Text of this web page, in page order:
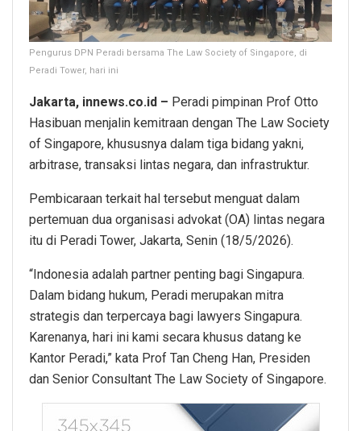
Pengurus DPN Peradi bersama The Law Society of Singapore, di
Peradi Tower, hari ini
Jakarta, innews.co.id – Peradi pimpinan Prof Otto
Hasibuan menjalin kemitraan dengan The Law Society
of Singapore, khususnya dalam tiga bidang yakni,
arbitrase, transaksi lintas negara, dan infrastruktur.
Pembicaraan terkait hal tersebut menguat dalam
pertemuan dua organisasi advokat (OA) lintas negara
itu di Peradi Tower, Jakarta, Senin (18/5/2026).
“Indonesia adalah partner penting bagi Singapura.
Dalam bidang hukum, Peradi merupakan mitra
strategis dan terpercaya bagi lawyers Singapura.
Karenanya, hari ini kami secara khusus datang ke
Kantor Peradi,” kata Prof Tan Cheng Han, Presiden
dan Senior Consultant The Law Society of Singapore.